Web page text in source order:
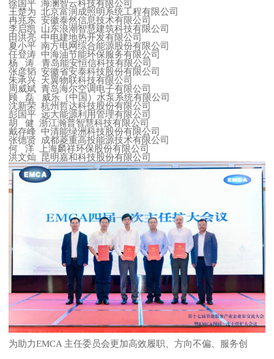
徐国平 海澜智云科技有限公司
王楚为 北京富润成照明系统工程有限公司
冉兆东 安徽泰然信息技术有限公司
李启凯 山东浪潮智慧建筑科技有限公司
田洪亮 中电建地热开发有限公司
夏小平 南方电网综合能源股份有限公司
任登涛 中海油节能环保服务有限公司
杨
涛
青岛能安恒信科技有限公司
张彦韬 安徽省安泰科技股份有限公司
朱承兴 天翼物联科技有限公司
周威斌 青岛海尔空调电子有限公司
顾
磊
威乐（中国）水泵系统有限公司
沈新荣 杭州哲达科技股份有限公司
彭国平 远大能源利用管理有限公司
胡
健 浙江瀚普智慧科技有限公司
戴存峰 中清能绿洲科技股份有限公司
张德贤
成都菱重高投能源技术有限公司
何
洋
上海麟祥环保股份有限公司
洪文灿
昆明嘉和科技股份有限公司
为助力EMCA 主任委员会更加高效履职、方向不偏、服务创